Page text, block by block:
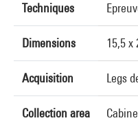
Techniques
Dimensions 15,5 x
Acquisition Legs
Collection area